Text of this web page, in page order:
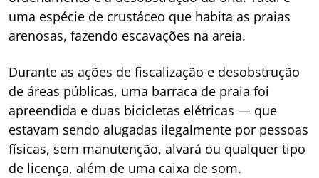
uma espécie de crustáceo que habita as praias
arenosas, fazendo escavações na areia.
Durante as ações de fiscalização e desobstrução
de áreas públicas, uma barraca de praia foi
apreendida e duas bicicletas elétricas — que
estavam sendo alugadas ilegalmente por pessoas
físicas, sem manutenção, alvará ou qualquer tipo
de licença, além de uma caixa de som.